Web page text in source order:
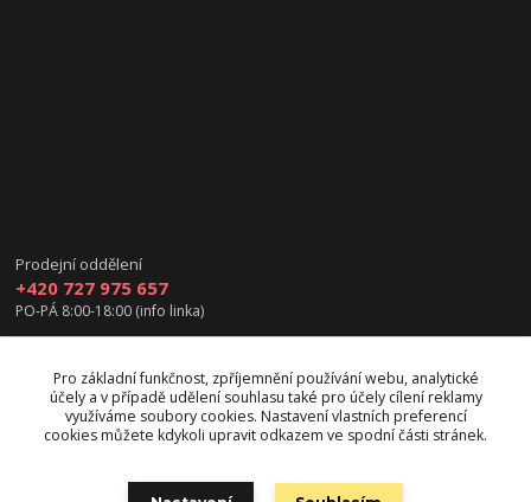
Prodejní oddělení
+420 727 975 657
PO-PÁ 8:00-18:00 (info linka)
Upravit sběr cookies.
Pro základní funkčnost, zpříjemnění používání webu, analytické
účely a v případě udělení souhlasu také pro účely cílení reklamy
využíváme soubory cookies. Nastavení vlastních preferencí
cookies můžete kdykoli upravit odkazem ve spodní části stránek.